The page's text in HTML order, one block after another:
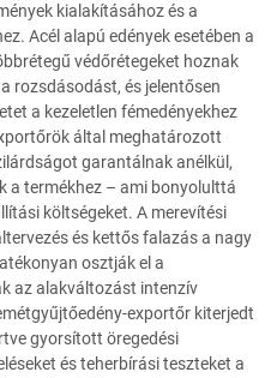
kialakításához és a
Acél alapú edények esetében a
védőrétegeket hoznak
rozsdásodást, és jelentősen
a kezeletlen fémedényekhez
által meghatározott
garantálnak anélkül,
a termékhez – ami bonyolulttá
költségeket. A merevítési
és kettős falazás a nagy
osztják el a
az alakváltozást intenzív
exportőr kiterjedt
gyorsított öregedési
és teherbírási teszteket a